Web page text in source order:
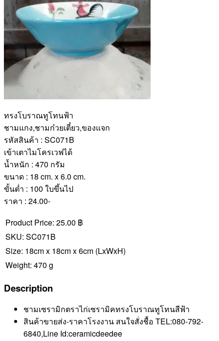
ทรงโบราณทูโทนฟ้า
ชามแกง,ชามก๋วยเตี๋ยว,ของแจก
รหัสสินค้า : SC071B
เข้าเตาไมโครเวฟได้
น้ำหนัก : 470 กรัม
ขนาด : 18 cm. x 6.0 cm.
ขั้นต่ำ : 100 ใบขึ้นไป
ราคา : 24.00-
Product Price: 25.00 ฿
SKU: SC071B
Size: 18cm x 18cm x 6cm (LxWxH)
Weight: 470 g
Description
ชามเซรามิกตราไก่เซรามิคทรงโบราณทูโทนสีฟ้า
สินค้าขายส่ง-ราคาโรงงาน สนใจสั่งชื้อ TEL:080-792-
6840,Line Id:ceramicdeedee